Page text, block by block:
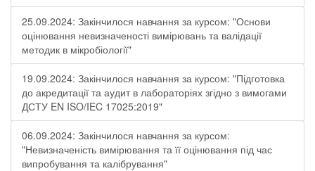
25.09.2024: Закінчилося навчання за курсом: "Основи
оцінювання невизначеності вимірювань та валідації
методик в мікробіології"
19.09.2024: Закінчилося навчання за курсом: "Підготовка
до акредитації та аудит в лабораторіях згідно з вимогами
ДСТУ EN ISO/IEC 17025:2019"
06.09.2024: Закінчилося навчання за курсом:
"Невизначеність вимірювання та її оцінювання під час
випробування та калібрування"